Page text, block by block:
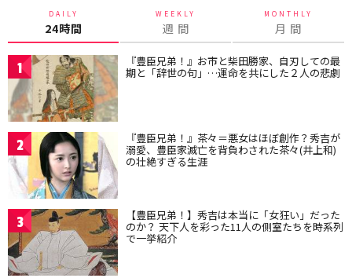
DAILY
24時間
WEEKLY
週 間
MONTHLY
月 間
1 『豊臣兄弟！』お市と柴田勝家、自刃しての最
期と「辞世の句」…運命を共にした２人の悲劇
2 『豊臣兄弟！』茶々＝悪女はほぼ創作？秀吉が
溺愛、豊臣家滅亡を背負わされた茶々(井上和)
の壮絶すぎる生涯
3 【豊臣兄弟！】秀吉は本当に「女狂い」だった
のか？ 天下人を彩った11人の側室たちを時系列
で一挙紹介